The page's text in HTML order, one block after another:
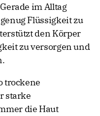
im Alltag
Flüssigkeit zu
den Körper
zu versorgen und
trockene
starke
die Haut